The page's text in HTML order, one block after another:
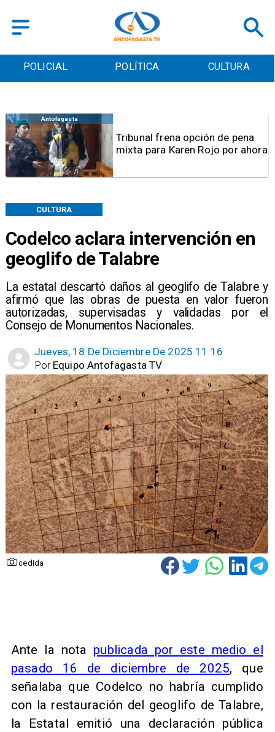
POLICIAL POLÍTICA CULTURA
Codelco aclara intervención en
geoglifo de Talabre
​La estatal descartó daños al geoglifo de Talabre y
afirmó que las obras de puesta en valor fueron
autorizadas, supervisadas y validadas por el
Consejo de Monumentos Nacionales.
CULTURA
Jueves, 18 De Diciembre De 2025 11:16
Equipo Antofagasta TV
Por
cedida
Antofagasta
Tribunal frena opción de pena
mixta para Karen Rojo por ahora
Ante la nota publicada por este medio el
pasado 16 de diciembre de 2025, que
señalaba que Codelco no habría cumplido
con la restauración del geoglifo de Talabre,
la Estatal emitió una declaración pública